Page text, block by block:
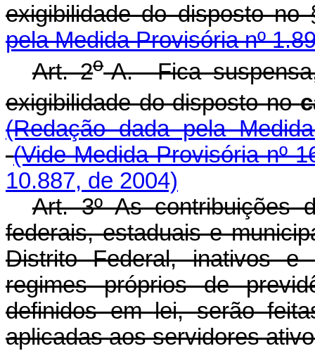
exigibilidade do disposto no
pela Medida Provisória nº
Art. 2o-A. Fica
exigibilidade do disposto no
(Redação dada pela
(Vide Medida Provisória nº
10.887, de 2004)
Art. 3º As contribuições
federais, estaduais e
Distrito Federal, inativos e
regimes próprios de
definidos em lei, serão
aplicadas aos servidores